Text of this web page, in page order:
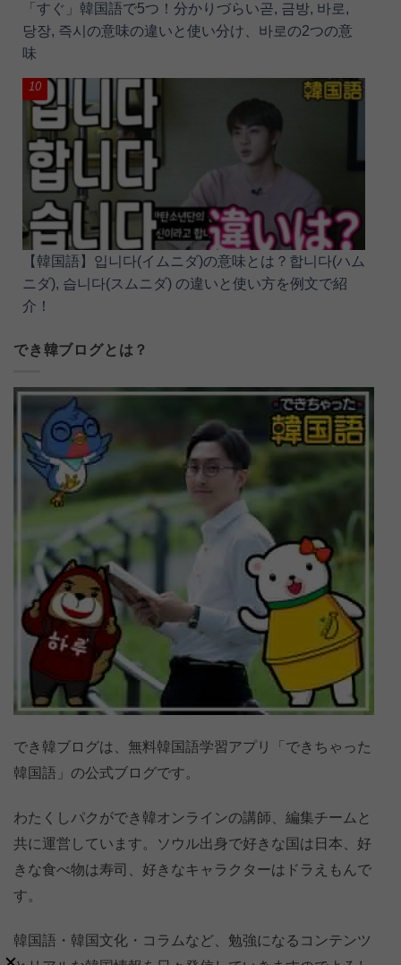
「すぐ」韓国語で5つ！分かりづらい곧, 금방, 바로,
당장, 즉시の意味の違いと使い分け、바로の2つの意
味
【韓国語】입니다(イムニダ)の意味とは？합니다(ハム
ニダ), 습니다(スムニダ) の違いと使い方を例文で紹
介！
でき韓ブログとは？
でき韓ブログは、無料韓国語学習アプリ「できちゃった
韓国語」の公式ブログです。
わたくしパクができ韓オンラインの講師、編集チームと
共に運営しています。ソウル出身で好きな国は日本、好
きな食べ物は寿司、好きなキャラクターはドラえもんで
す。
韓国語・韓国文化・コラムなど、勉強になるコンテンツ